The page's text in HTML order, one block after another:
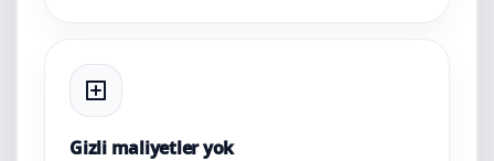
Gizli maliyetler yok